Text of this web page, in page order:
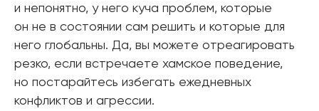
и непонятно, у него куча проблем, которые
он не в состоянии сам решить и которые для
него глобальны. Да, вы можете отреагировать
резко, если встречаете хамское поведение,
но постарайтесь избегать ежедневных
конфликтов и агрессии.